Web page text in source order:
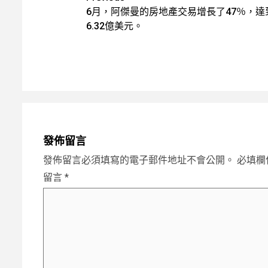
navigation
6月，阿傑曼的房地產交易增長了47％，達
6.32億美元。
發佈留言
發佈留言必須填寫的電子郵件地址不會公開。 必填欄
留言 *